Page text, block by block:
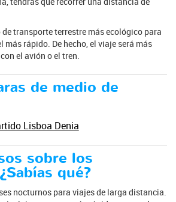
de transporte terrestre más ecológico para
más rápido. De hecho, el viaje será más
el avión o el tren.
de medio de
Lisboa Denia
sobre los
qué?
nocturnos para viajes de larga distancia.